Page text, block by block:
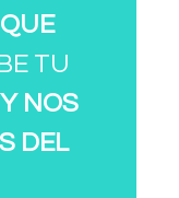
TU
Y NOS
DEL